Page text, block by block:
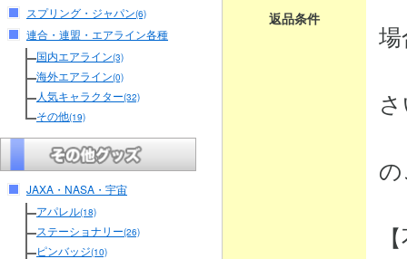
スプリング・ジャパン(6)
連合・連盟・エアライン各種
国内エアライン(3)
海外エアライン(0)
人気キャラクター(32)
その他(19)
JAXA・NASA・宇宙
アパレル(18)
ステーショナリー(26)
ピンバッジ(10)
返品条件